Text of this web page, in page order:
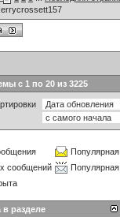
с 1 по 20 из 3225
сообщений
разделе